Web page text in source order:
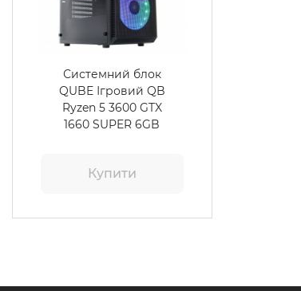
Системний блок
QUBE Ігровий QB
Ryzen 5 3600 GTX
1660 SUPER 6GB
Купити